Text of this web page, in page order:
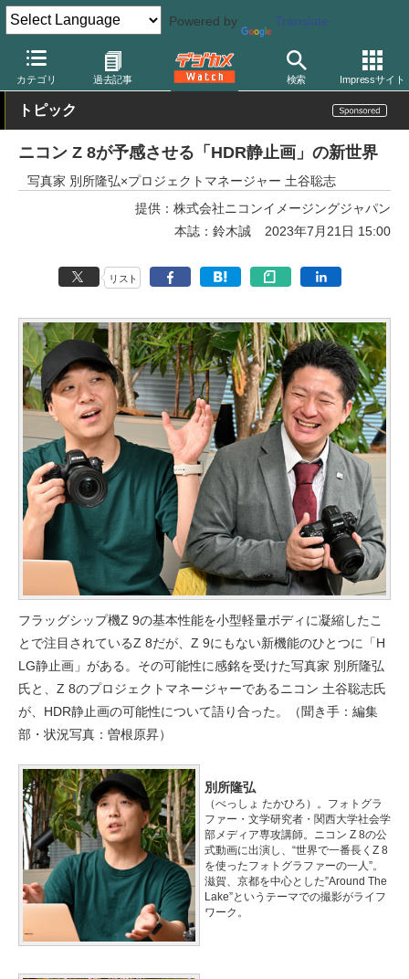
Powered by Translate
カテゴリ 過去記事 検索 Impressサイト
デジカメ Watch カメラ ミラーレスカメラ ニコン
トピック
ニコン Z 8が予感させる「HDR静止画」の新世界
写真家 別所隆弘×プロジェクトマネージャー 土谷聡志
提供：株式会社ニコンイメージングジャパン
本誌：鈴木誠
2023年7月21日 15:00
リスト
フラッグシップ機Z 9の基本性能を小型軽量ボディに凝縮したこ
とで注目されているZ 8だが、Z 9にもない新機能のひとつに「H
LG静止画」がある。その可能性に感銘を受けた写真家 別所隆弘
氏と、Z 8のプロジェクトマネージャーであるニコン 土谷聡志氏
が、HDR静止画の可能性について語り合った。（聞き手：編集
部・状況写真：曽根原昇）
別所隆弘
（べっしょ たかひろ）。フォトグラ
ファー・文学研究者・関西大学社会学
部メディア専攻講師。ニコン Z 8の公
式動画に出演し、“世界で一番長くZ 8
を使ったフォトグラファーの一人”。
滋賀、京都を中心とした”Around The
Lake”というテーマでの撮影がライフ
ワーク。